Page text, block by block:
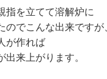
指を立てて溶解炉に
のでこんな出来ですが
が作れば
出来上がります。